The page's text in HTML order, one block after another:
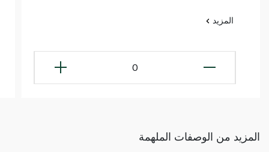
المزيد
0
المزيد من الوصفات الملهمة